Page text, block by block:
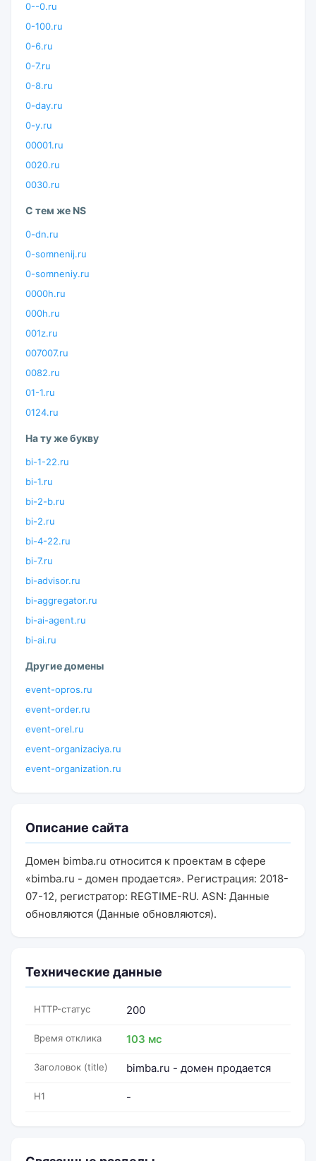
0--0.ru
0-100.ru
0-6.ru
0-7.ru
0-8.ru
0-day.ru
0-y.ru
00001.ru
0020.ru
0030.ru
С тем же NS
0-dn.ru
0-somnenij.ru
0-somneniy.ru
0000h.ru
000h.ru
001z.ru
007007.ru
0082.ru
01-1.ru
0124.ru
На ту же букву
bi-1-22.ru
bi-1.ru
bi-2-b.ru
bi-2.ru
bi-4-22.ru
bi-7.ru
bi-advisor.ru
bi-aggregator.ru
bi-ai-agent.ru
bi-ai.ru
Другие домены
event-opros.ru
event-order.ru
event-orel.ru
event-organizaciya.ru
event-organization.ru
Описание сайта
Домен bimba.ru относится к проектам в сфере
«bimba.ru - домен продается». Регистрация: 2018-
07-12, регистратор: REGTIME-RU. ASN: Данные
обновляются (Данные обновляются).
Технические данные
HTTP-статус 200
Время отклика 103 мс
Заголовок (title) bimba.ru - домен продается
H1 -